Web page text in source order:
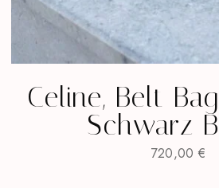
Celine, Belt
Schwarz
720,00 €